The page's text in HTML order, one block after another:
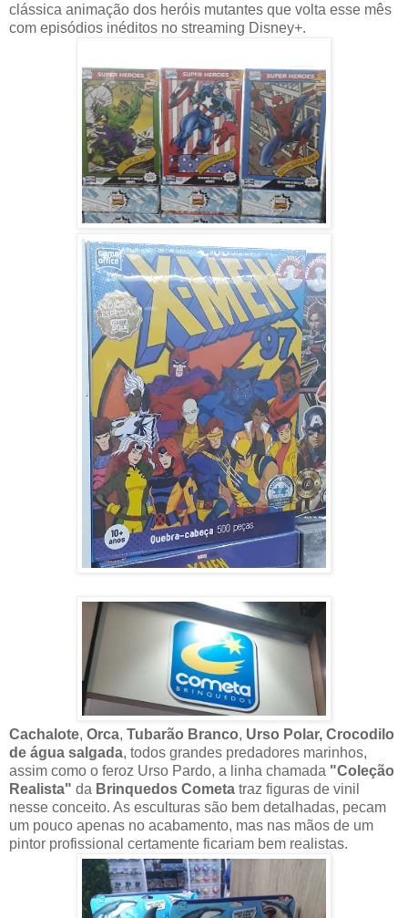
clássica animação dos heróis mutantes que volta esse mês
com episódios inéditos no streaming Disney+.
Cachalote, Orca, Tubarão Branco, Urso Polar, Crocodilo
de água salgada, todos grandes predadores marinhos,
assim como o feroz Urso Pardo, a linha chamada "Coleção
Realista" da Brinquedos Cometa traz figuras de vinil
nesse conceito. As esculturas são bem detalhadas, pecam
um pouco apenas no acabamento, mas nas mãos de um
pintor profissional certamente ficariam bem realistas.